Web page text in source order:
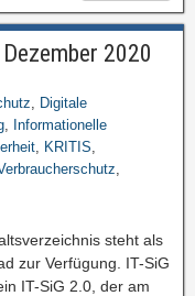
2020
, Digitale
, Informationelle
, KRITIS,
,
steht als
zur Verfügung. IT-SiG
IT-SiG 2.0, der am